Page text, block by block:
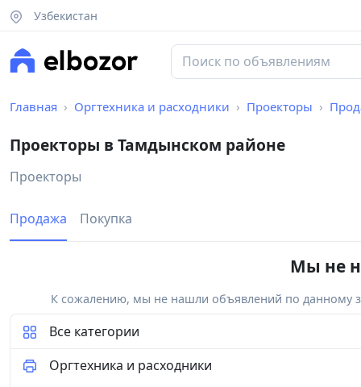
Узбекистан
Главная Оргтехника и расходники Проекторы
Проекторы в Тамдынском районе
Проекторы
Продажа Покупка
Мы не
К сожалению, мы не нашли объявлений по данному
Все категории
Оргтехника и расходники